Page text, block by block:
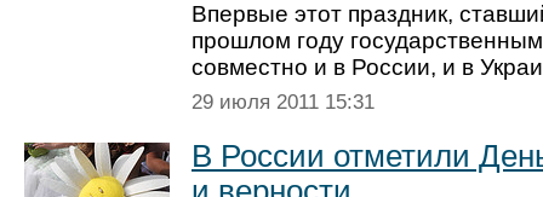
Впервые этот праздник,
прошлом году
совместно и в России, и в
29 июля 2011 15:31
В России отметили